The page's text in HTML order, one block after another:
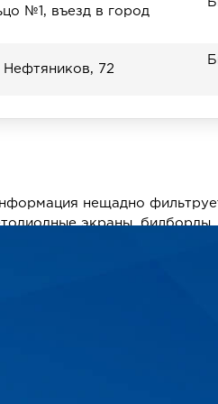
№1, въезд в город
Нефтяников, 72
нещадно
экраны,